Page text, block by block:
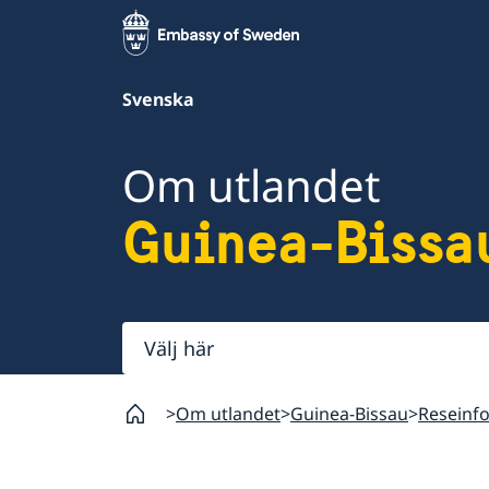
Svenska
Om utlandet
Guinea-
Välj
här
Om utlandet Guinea-Bissau